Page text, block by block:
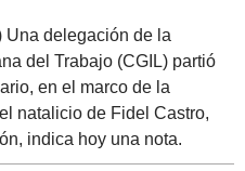
Una delegación de la
del Trabajo (CGIL) partió
en el marco de la
natalicio de Fidel Castro,
indica hoy una nota.